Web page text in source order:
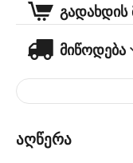
მიწოდება
აღწერა